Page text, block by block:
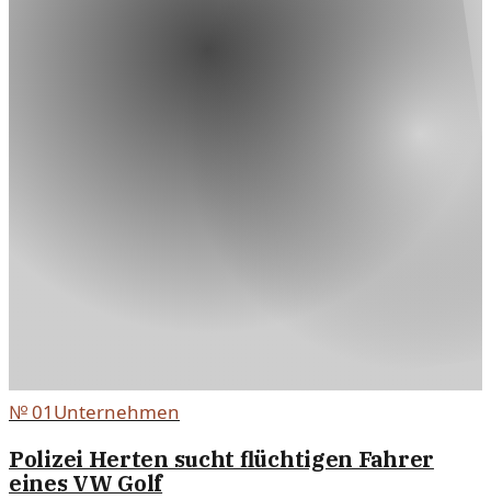
№01 Unternehmen
Polizei Herten sucht flüchtigen Fahrer
eines VW Golf